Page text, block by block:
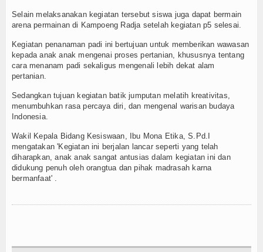
Selain melaksanakan kegiatan tersebut siswa juga dapat bermain
arena permainan di Kampoeng Radja setelah kegiatan p5 selesai.
Kegiatan penanaman padi ini bertujuan untuk memberikan wawasan
kepada anak anak mengenai proses pertanian, khususnya tentang
cara menanam padi sekaligus mengenali lebih dekat alam
pertanian.
Sedangkan tujuan kegiatan batik jumputan melatih kreativitas,
menumbuhkan rasa percaya diri, dan mengenal warisan budaya
Indonesia.
Wakil Kepala Bidang Kesiswaan, Ibu Mona Etika, S.Pd.I
mengatakan 'Kegiatan ini berjalan lancar seperti yang telah
diharapkan, anak anak sangat antusias dalam kegiatan ini dan
didukung penuh oleh orangtua dan pihak madrasah karna
bermanfaat' .